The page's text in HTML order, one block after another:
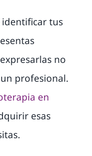
identificar tus
no
profesional.
en
esas